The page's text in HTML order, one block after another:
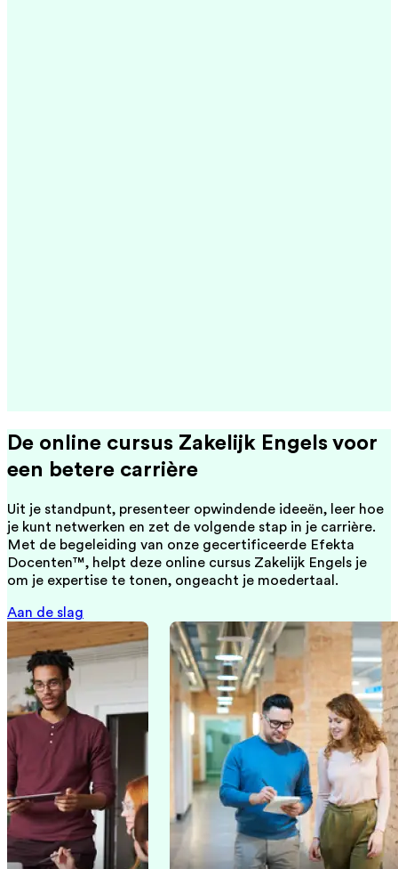
De online cursus Zakelijk Engels voor
een betere carrière
Uit je standpunt, presenteer opwindende ideeën, leer hoe
je kunt netwerken en zet de volgende stap in je carrière.
Met de begeleiding van onze gecertificeerde Efekta
Docenten™, helpt deze online cursus Zakelijk Engels je
om je expertise te tonen, ongeacht je moedertaal.
Aan de slag